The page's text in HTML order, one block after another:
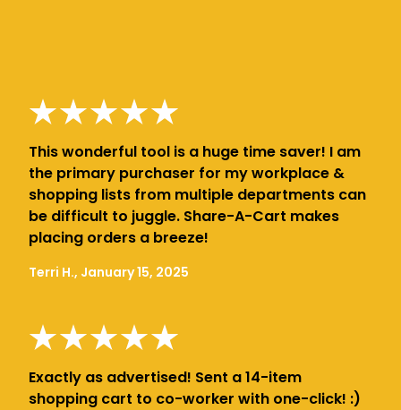
This wonderful tool is a huge time saver! I am
the primary purchaser for my workplace &
shopping lists from multiple departments can
be difficult to juggle. Share-A-Cart makes
placing orders a breeze!
Terri H., January 15, 2025
Exactly as advertised! Sent a 14-item
shopping cart to co-worker with one-click! :)